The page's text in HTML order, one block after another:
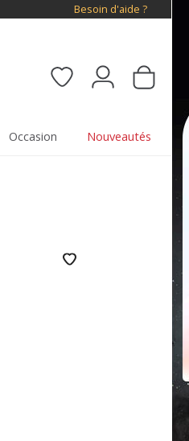
Besoin d'aide ?
Occasion Nouveautés